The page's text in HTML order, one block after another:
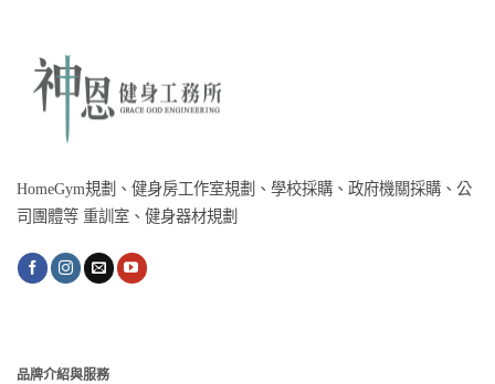
HomeGym規劃、健身房工作室規劃、學校採購、政府機關採購、公
司團體等 重訓室、健身器材規劃
品牌介紹與服務